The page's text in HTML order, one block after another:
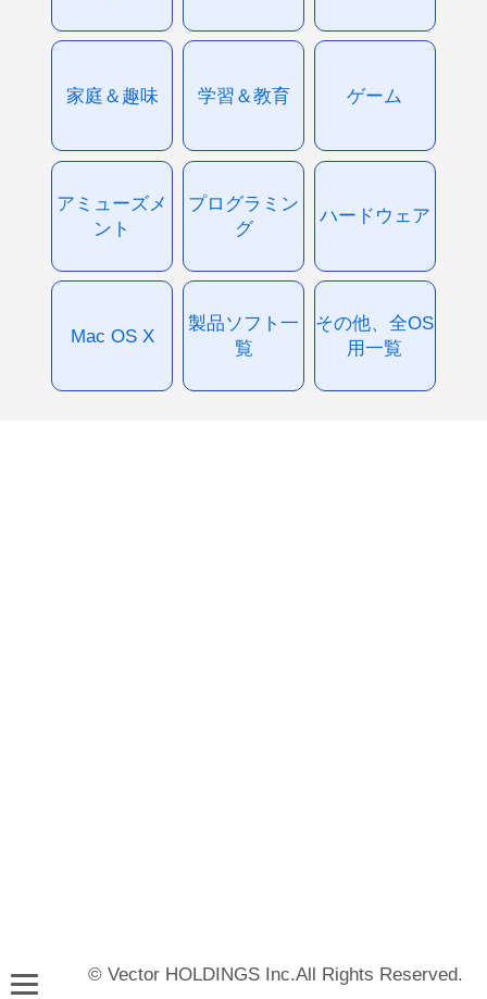
家庭＆趣味 学習＆教育 ゲーム
アミューズメ
ント
プログラミン
グ
ハードウェア
Mac OS X
製品ソフト一
覧
その他、全OS
用一覧
© Vector HOLDINGS Inc.All Rights Reserved.